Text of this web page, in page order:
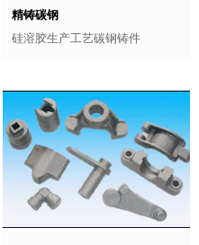
精铸碳钢
硅溶胶生产工艺碳钢铸件